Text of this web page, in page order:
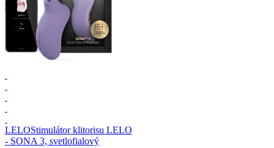
LELOStimulátor klitorisu LELO
- SONA 3, svetlofialový